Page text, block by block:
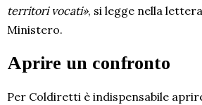
territori vocati», si legge nella
Ministero.
Aprire un confronto
Per Coldiretti è indispensabile